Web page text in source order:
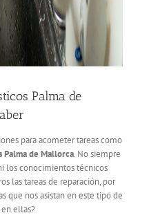
Palma de
para acometer tareas como
de Mallorca. No siempre
los conocimientos técnicos
las tareas de reparación, por
que nos asistan en este tipo de
ellas?